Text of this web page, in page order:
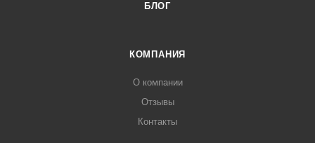
БЛОГ
КОМПАНИЯ
О компании
Отзывы
Контакты